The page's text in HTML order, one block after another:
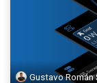
Gustavo Román